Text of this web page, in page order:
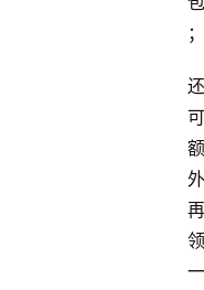
；
还
可
额
外
再
领
一